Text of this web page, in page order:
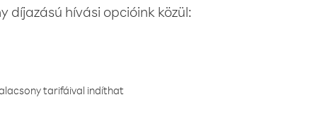
díjazású hívási opcióink közül:
tarifáival indíthat